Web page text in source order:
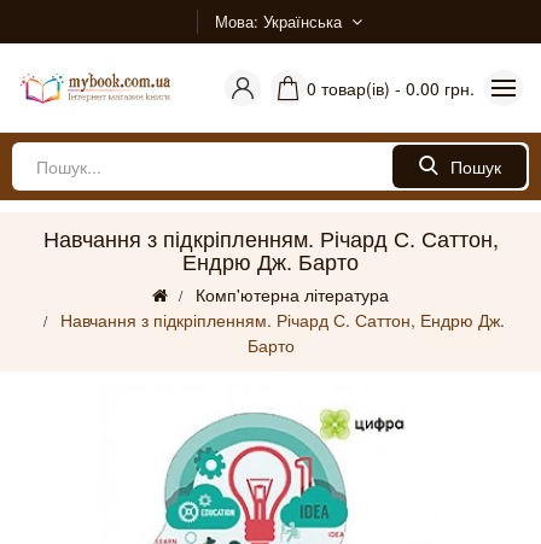
Мова Українська
0 товар(ів) - 0.00 грн.
Пошук
Навчання з підкріпленням. Річард С. Саттон,
Ендрю Дж. Барто
Комп'ютерна література
Навчання з підкріпленням. Річард С. Саттон, Ендрю Дж.
Барто